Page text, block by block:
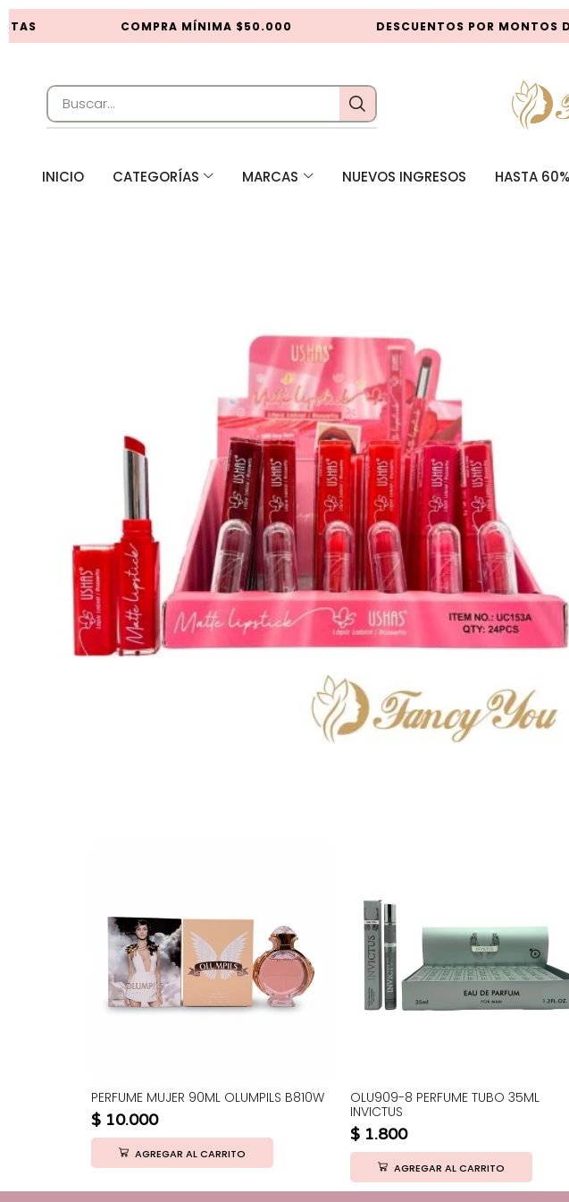
COMPRA MÍNIMA $50.000 DESCUENTOS POR MONTOS
INICIO CATEGORÍAS MARCAS NUEVOS INGRESOS HASTA
PERFUME MUJER 90ML OLUMPILS B810W
$ 10.000
AGREGAR AL CARRITO
OLU909-8 PERFUME TUBO 35ML
INVICTUS
$ 1.800
AGREGAR AL CARRITO